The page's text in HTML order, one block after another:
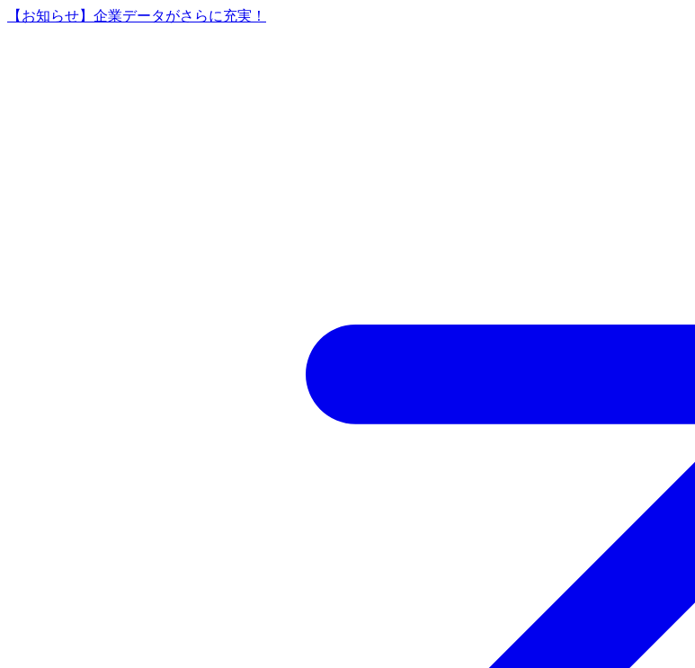
【お知らせ】企業データがさらに充実！